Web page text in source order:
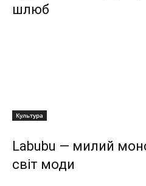
шлюб
Культура
Labubu — милий
світ моди